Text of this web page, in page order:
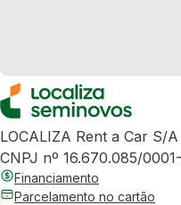
LOCALIZA Rent a Car S/A
CNPJ nº 16.670.085/
Financiamento
Parcelamento no cartão